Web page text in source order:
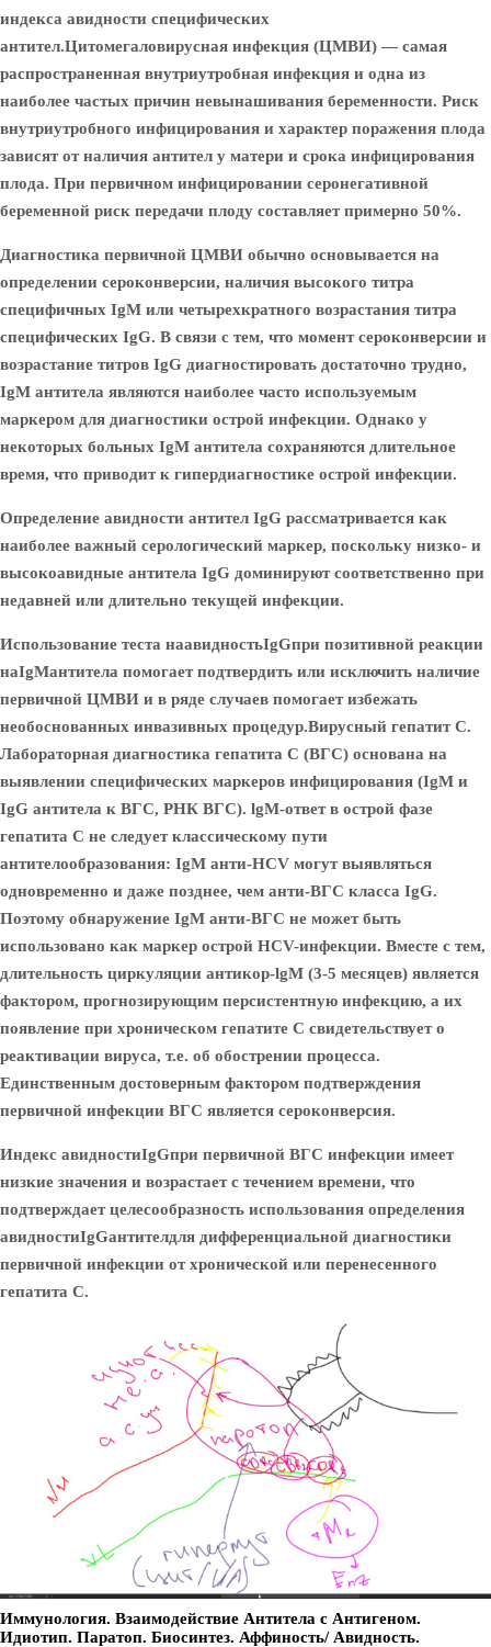
индекса авидности специфических
антител.Цитомегаловирусная инфекция (ЦМВИ) — самая
распространенная внутриутробная инфекция и одна из
наиболее частых причин невынашивания беременности. Риск
внутриутробного инфицирования и характер поражения плода
зависят от наличия антител у матери и срока инфицирования
плода. При первичном инфицировании серонегативной
беременной риск передачи плоду составляет примерно 50%.
Диагностика первичной ЦМВИ обычно основывается на
определении сероконверсии, наличия высокого титра
специфичных IgM или четырехкратного возрастания титра
специфических IgG. В связи с тем, что момент сероконверсии и
возрастание титров IgG диагностировать достаточно трудно,
IgM антитела являются наиболее часто используемым
маркером для диагностики острой инфекции. Однако у
некоторых больных IgM антитела сохраняются длительное
время, что приводит к гипердиагностике острой инфекции.
Определение авидности антител IgG рассматривается как
наиболее важный серологический маркер, поскольку низко- и
высокоавидные антитела IgG доминируют соответственно при
недавней или длительно текущей инфекции.
Использование теста наавидностьIgGпри позитивной реакции
наIgMантитела помогает подтвердить или исключить наличие
первичной ЦМВИ и в ряде случаев помогает избежать
необоснованных инвазивных процедур.Вирусный гепатит С.
Лабораторная диагностика гепатита С (ВГС) основана на
выявлении специфических маркеров инфицирования (IgM и
IgG антитела к ВГС, РНК ВГС). lgM-ответ в острой фазе
гепатита С не следует классическому пути
антителообразования: IgM анти-HCV могут выявляться
одновременно и даже позднее, чем анти-ВГС класса IgG.
Поэтому обнаружение IgM анти-ВГС не может быть
использовано как маркер острой HCV-инфекции. Вместе с тем,
длительность циркуляции антикор-lgM (3-5 месяцев) является
фактором, прогнозирующим персистентную инфекцию, а их
появление при хроническом гепатите С свидетельствует о
реактивации вируса, т.е. об обострении процесса.
Единственным достоверным фактором подтверждения
первичной инфекции ВГС является сероконверсия.
Индекс авидностиIgGпри первичной ВГС инфекции имеет
низкие значения и возрастает с течением времени, что
подтверждает целесообразность использования определения
авидностиIgGантителдля дифференциальной диагностики
первичной инфекции от хронической или перенесенного
гепатита С.
Иммунология. Взаимодействие Антитела с Антигеном.
Идиотип. Паратоп. Биосинтез. Аффиность/ Авидность.